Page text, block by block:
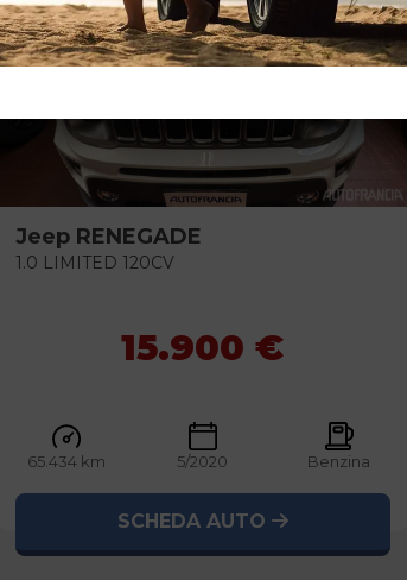
Jeep RENEGADE
1.0 LIMITED 120CV
usato
15.900 €
65.434 km 5/2020 Benzina
SCHEDA AUTO